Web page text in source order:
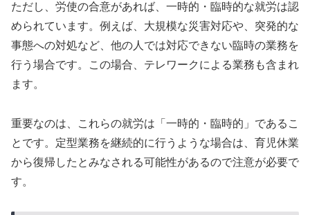
ただし、労使の合意があれば、一時的・臨時的な就労は認
められています。例えば、大規模な災害対応や、突発的な
事態への対処など、他の人では対応できない臨時の業務を
行う場合です。この場合、テレワークによる業務も含まれ
ます。
重要なのは、これらの就労は「一時的・臨時的」であるこ
とです。定型業務を継続的に行うような場合は、育児休業
から復帰したとみなされる可能性があるので注意が必要で
す。